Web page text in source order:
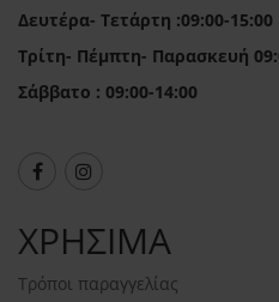
Δευτέρα- Τετάρτη :09:00-15:00
Τρίτη- Πέμπτη- Παρασκευή
Σάββατο : 09:00-14:00
ΧΡΗΣΙΜΑ
Τρόποι παραγγελίας